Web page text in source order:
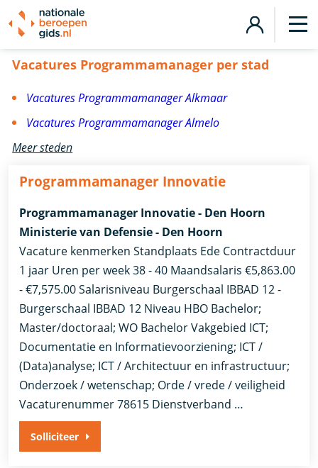
Vacatures Programmamanager
Vacatures Programmamanager per stad
Vacatures Programmamanager Alkmaar
Vacatures Programmamanager Almelo
Meer steden
Programmamanager Innovatie
Programmamanager Innovatie - Den Hoorn
Ministerie van Defensie - Den Hoorn
Vacature kenmerken Standplaats Ede Contractduur
1 jaar Uren per week 38 - 40 Maandsalaris €5,863.00
- €7,575.00 Salarisniveau Burgerschaal IBBAD 12 -
Burgerschaal IBBAD 12 Niveau HBO Bachelor;
Master/doctoraal; WO Bachelor Vakgebied ICT;
Documentatie en Informatievoorziening; ICT /
(Data)analyse; ICT / Architectuur en infrastructuur;
Onderzoek / wetenschap; Orde / vrede / veiligheid
Vacaturenummer 78615 Dienstverband …
Solliciteer